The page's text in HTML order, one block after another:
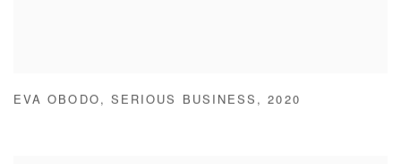
EVA OBODO , SERIOUS BUSINESS ,2020